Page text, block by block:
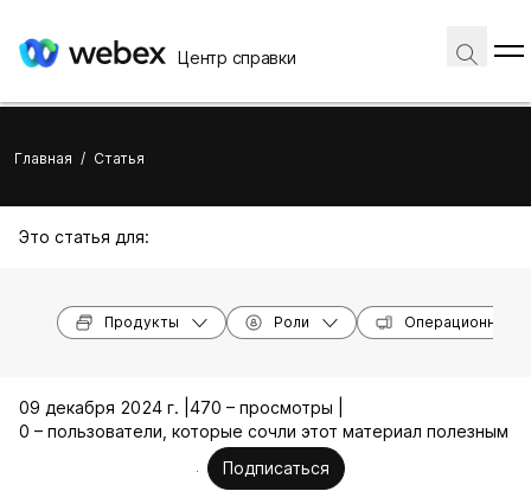
Центр справки
Главная / Статья
Это статья для:
Продукты Роли Операционные
09 декабря 2024 г. | 470 – просмотры |
0 – пользователи, которые сочли этот материал полезным
Подписаться